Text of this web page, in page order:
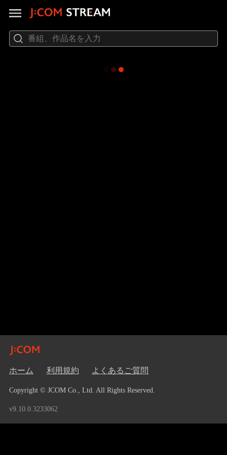
ホーム 利用規約 よくあるご質問
Copyright © JCOM Co., Ltd. All Rights Reserved.
v9.10.0.3233062